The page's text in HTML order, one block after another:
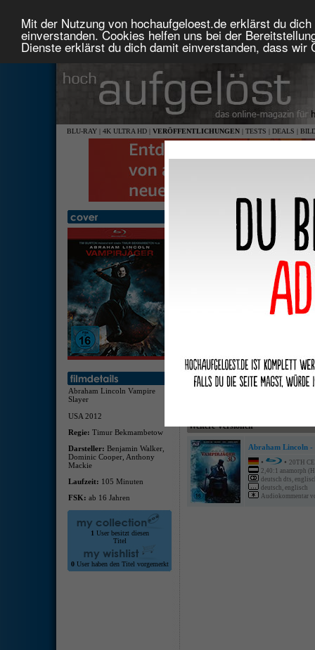
Mit der Nutzung von hochaufgeloest.de erklärst du
einverstanden. Cookies helfen uns bei der
Dienste erklärst du dich damit einverstanden, dass
BLU-RAY | 4K ULTRA HD | VERÖFFENTLICHUNGEN | TESTS | DEALS |
Abraham Lincoln Vampire
Slayer
USA 2012
Regie: Timur Bekmambetow
Darsteller: Benjamin Walker,
Dominic Cooper, Anthony
Mackie
Laufzeit: 105 Minuten
FSK: ab 16 Jahren
1 User besitzt diesen
Titel
0User haben den Titel vorgemerkt
Abraham Lincoln -
Weitere Versionen
Abraham Lincoln
•
• 20TH
2,40:1 anamorph
deutsch dts,
deutsch, englisch
Audiokommentar